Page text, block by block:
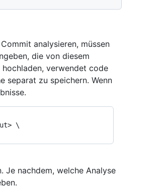
analysieren, müssen
die von diesem
verwendet code
separat zu speichern. Wenn
Je nachdem, welche Analyse